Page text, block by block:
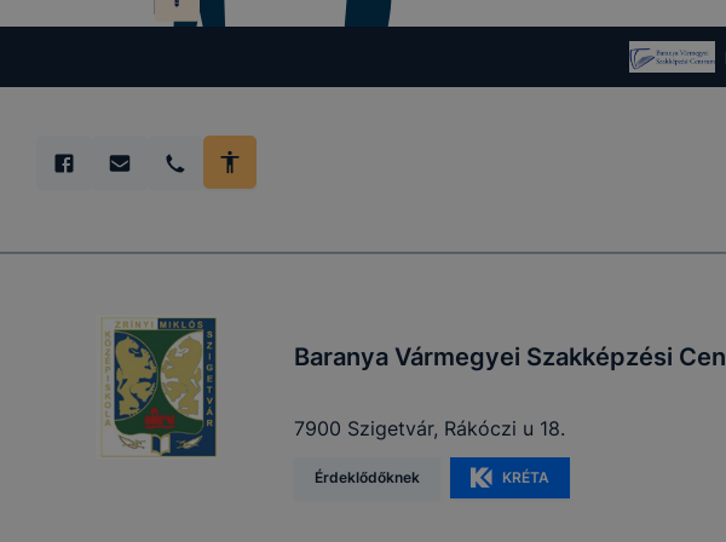
Baranya Vármegyei Szakképzési
7900 Szigetvár, Rákóczi u 18.
Érdeklődőknek KRÉTA